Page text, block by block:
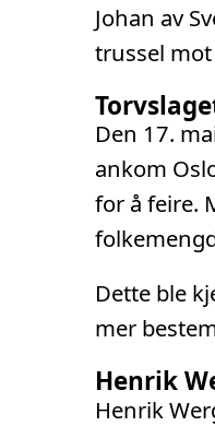
Johan av
trussel
Den 17.
ankom
for å feire.
Dette ble
mer
Henrik
Henrik